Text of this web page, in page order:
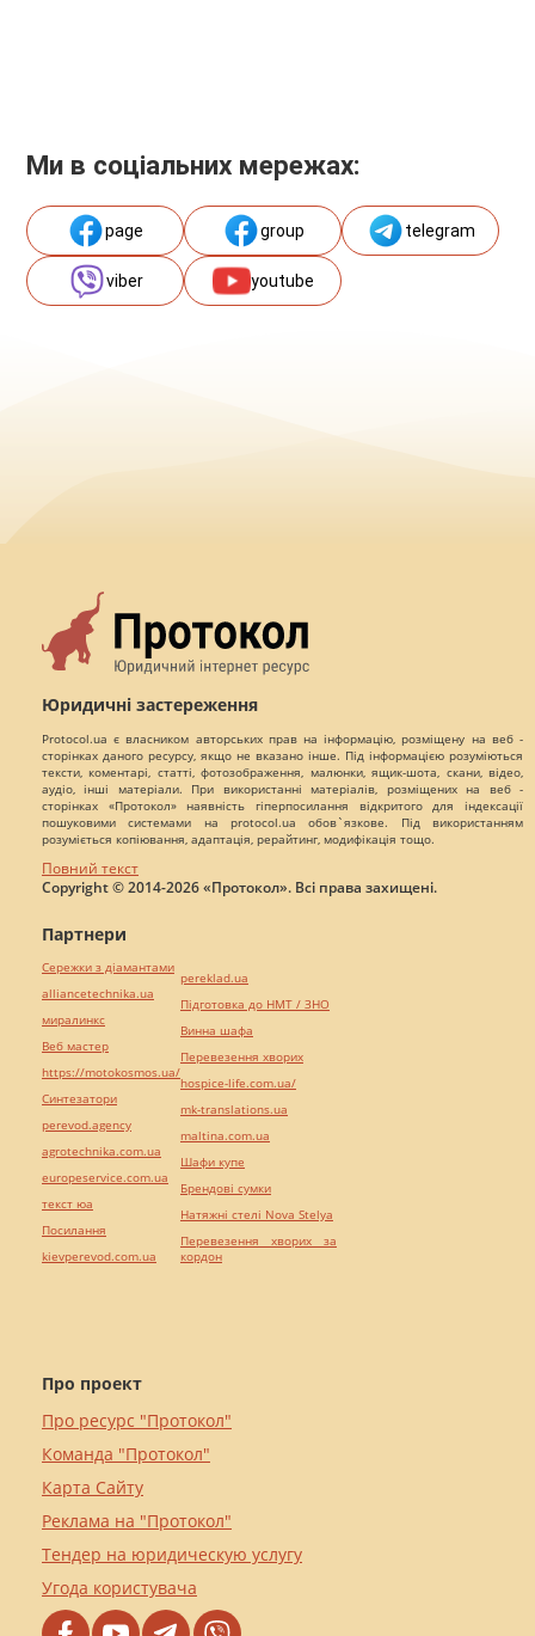
Ми в соціальних мережах:
page group telegram
viber youtube
Юридичні застереження
Protocol.ua є власником авторських прав на інформацію, розміщену на веб -
сторінках даного ресурсу, якщо не вказано інше. Під інформацією розуміються
тексти, коментарі, статті, фотозображення, малюнки, ящик-шота, скани, відео,
аудіо, інші матеріали. При використанні матеріалів, розміщених на веб -
сторінках «Протокол» наявність гіперпосилання відкритого для індексації
пошуковими системами на protocol.ua обов`язкове. Під використанням
розуміється копіювання, адаптація, рерайтинг, модифікація тощо.
Повний текст
Copyright © 2014-2026 «Протокол». Всі права захищені.
Про проект
Про ресурс "Протокол"
Команда "Протокол"
Карта Сайту
Реклама на "Протокол"
Тендер на юридическую услугу
Угода користувача
Партнери
Сережки з діамантами
alliancetechnika.ua
миралинкс
Веб мастер
https://motokosmos.ua/
Синтезатори
perevod.agency
agrotechnika.com.ua
europeservice.com.ua
текст юа
Посилання
kievperevod.com.ua
pereklad.ua
Підготовка до НМТ / ЗНО
Винна шафа
Перевезення хворих
hospice-life.com.ua/
mk-translations.ua
maltina.com.ua
Шафи купе
Брендові сумки
Натяжні стелі Nova Stelya
Перевезення хворих за
кордон